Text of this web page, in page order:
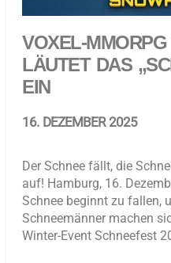
VOXEL-
LÄUTET DAS
EIN
16. DEZEMBER 2025
Der Schnee fällt, die
auf! Hamburg, 16.
Schnee beginnt zu fallen,
Schneemänner machen
Winter-Event Schneefest